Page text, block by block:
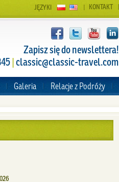
KONTAKT
JĘZYKI
Zapisz się do newslettera!
|classic@classic-travel.com
Galeria Relacje z Podróży